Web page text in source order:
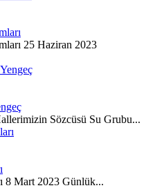
25 Haziran 2023
Sözcüsü Su Grubu...
8 Mart 2023 Günlük...